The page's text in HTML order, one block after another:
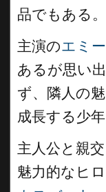
品でもある。
主演のエミ
あるが思い
ず、隣人の
成長する少
主人公と親
魅力的なヒ